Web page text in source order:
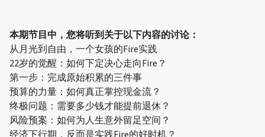
本期节目中，您将听到关于以下内容的讨论：
从月光到自由，一个女孩的Fire实践
22岁的觉醒：如何下定决心走向Fire？
第一步：完成原始积累的三件事
预算的力量：如何真正掌控现金流？
终极问题：需要多少钱才能提前退休？
风险预案：如何为人生意外留足空间？